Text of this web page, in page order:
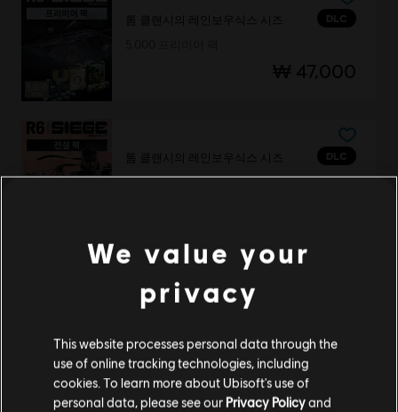
DLC
톰 클랜시의 레인보우식스 시즈
₩ 47,000
DLC
톰 클랜시의 레인보우식스 시즈
₩ 16,500
We value your
privacy
This website processes personal data through the
use of online tracking technologies, including
cookies. To learn more about Ubisoft's use of
personal data, please see our Privacy Policyand